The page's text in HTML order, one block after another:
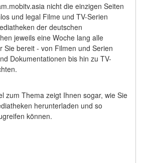
nicht die einzigen Seiten
und legal Filme und TV-Serien
der deutschen
jeweils eine Woche lang alle
Sie bereit - von Filmen und Serien
Dokumentationen bis hin zu TV-
zum Thema zeigt Ihnen sogar, wie Sie
herunterladen und so
können.